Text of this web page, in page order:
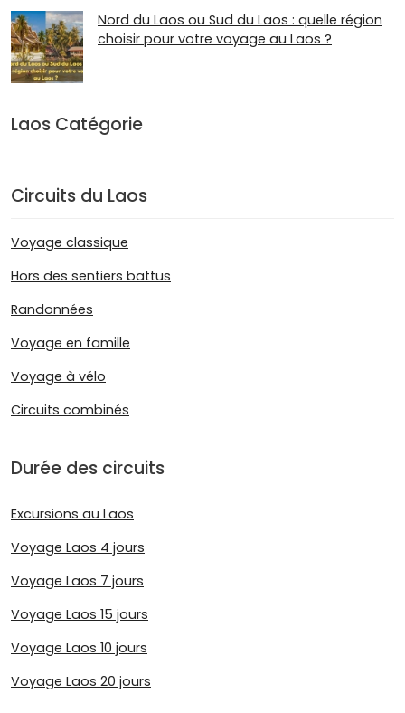
Nord du Laos ou Sud du Laos : quelle région
choisir pour votre voyage au Laos ?
Laos Catégorie
Circuits du Laos
Voyage classique
Hors des sentiers battus
Randonnées
Voyage en famille
Voyage à vélo
Circuits combinés
Durée des circuits
Excursions au Laos
Voyage Laos 4 jours
Voyage Laos 7 jours
Voyage Laos 15 jours
Voyage Laos 10 jours
Voyage Laos 20 jours